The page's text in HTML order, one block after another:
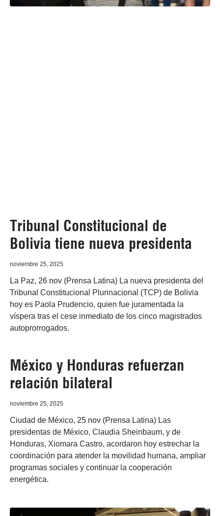
Tribunal Constitucional de
Bolivia tiene nueva presidenta
noviembre 25, 2025
La Paz, 26 nov (Prensa Latina) La nueva presidenta del
Tribunal Constitucional Plurinacional (TCP) de Bolivia
hoy es Paola Prudencio, quien fue juramentada la
víspera tras el cese inmediato de los cinco magistrados
autoprorrogados.
México y Honduras refuerzan
relación bilateral
noviembre 25, 2025
Ciudad de México, 25 nov (Prensa Latina) Las
presidentas de México, Claudia Sheinbaum, y de
Honduras, Xiomara Castro, acordaron hoy estrechar la
coordinación para atender la movilidad humana, ampliar
programas sociales y continuar la cooperación
energética.